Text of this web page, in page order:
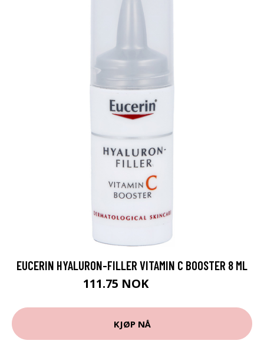
EUCERIN HYALURON-FILLER VITAMIN C BOOSTER 8 ML
111.75 NOK
KJØP NÅ